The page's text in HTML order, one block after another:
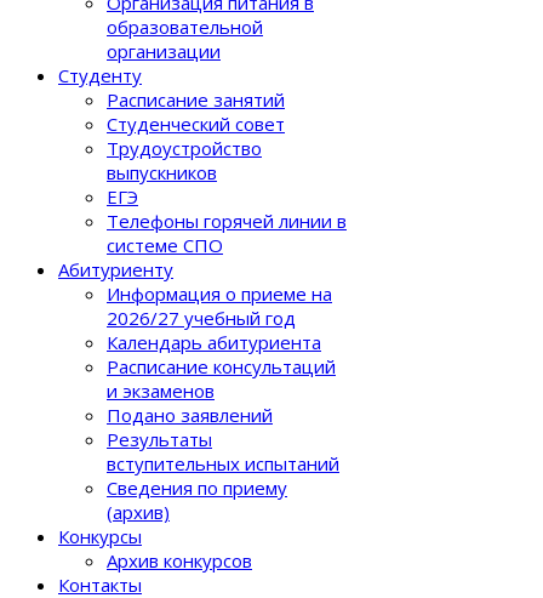
образовательной
организации
Студенту
Расписание занятий
Студенческий совет
Трудоустройство
выпускников
ЕГЭ
Телефоны горячей линии в
системе СПО
Абитуриенту
Информация о приеме на
2026/27 учебный год
Календарь абитуриента
Расписание консультаций
и экзаменов
Подано заявлений
Результаты
вступительных испытаний
Сведения по приему
(архив)
Конкурсы
Архив конкурсов
Контакты